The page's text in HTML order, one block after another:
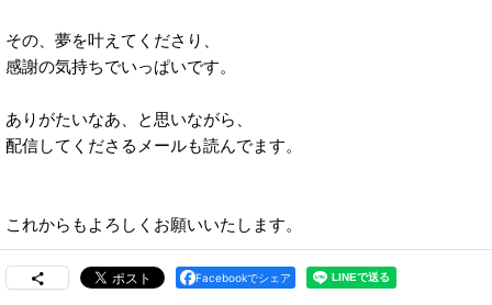
その、夢を叶えてくださり、
感謝の気持ちでいっぱいです。
ありがたいなあ、と思いながら、
配信してくださるメールも読んでます。
これからもよろしくお願いいたします。
Facebookでシェア